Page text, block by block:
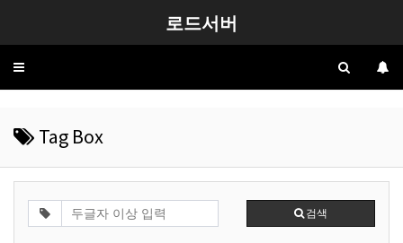
로드서버
Toggle
Tag Box
검색